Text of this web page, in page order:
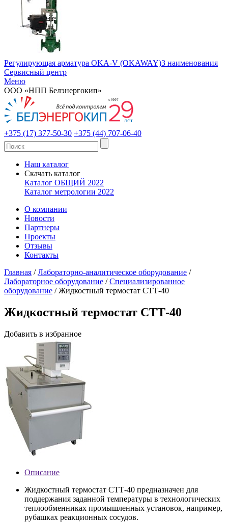
Регулирующая арматура OKA-V (OKAWAY)3 наименования
Сервисный центр
Меню
ООО «НПП Белэнергокип»
+375 (17) 377-50-30 +375 (44) 707-06-40
Наш каталог
Скачать каталог
Каталог ОБЩИЙ 2022
Каталог метрологии 2022
О компании
Новости
Партнеры
Проекты
Отзывы
Контакты
Главная / Лабораторно-аналитическое оборудование /
Лабораторное оборудование / Специализированное
оборудование / Жидкостный термостат СТТ-40
Жидкостный термостат СТТ-40
Добавить в избранное
Описание
Жидкостный термостат СТТ-40 предназначен для
поддержания заданной температуры в технологических
теплообменниках промышленных установок, например,
рубашках реакционных сосудов.